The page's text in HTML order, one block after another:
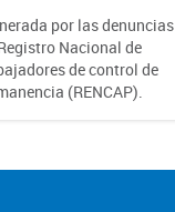
por las denuncias
Nacional de
de control de
(RENCAP).